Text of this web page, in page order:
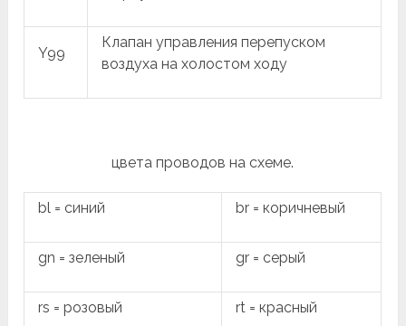
Y99
Клапан управления перепуском
воздуха на холостом ходу
цвета проводов на схеме.
bl = синий br = коричневый
gn = зеленый gr = серый
rs = розовый rt = красный